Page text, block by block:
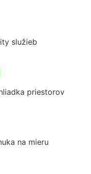
služieb
priestorov
na mieru